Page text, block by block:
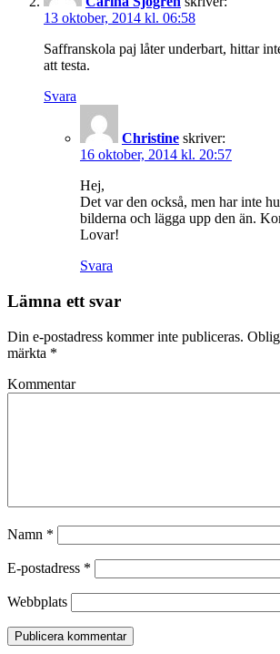
13 oktober, 2014 kl. 06:58
Saffranskola paj låter underbart, hittar
att testa.
Svara
Christine skriver:
16 oktober, 2014 kl. 20:57
Hej,
Det var den också, men har inte
bilderna och lägga upp den än.
Lovar!
Svara
Lämna ett svar
Din e-postadress kommer inte publiceras.
märkta *
Kommentar
Namn *
E-postadress *
Webbplats